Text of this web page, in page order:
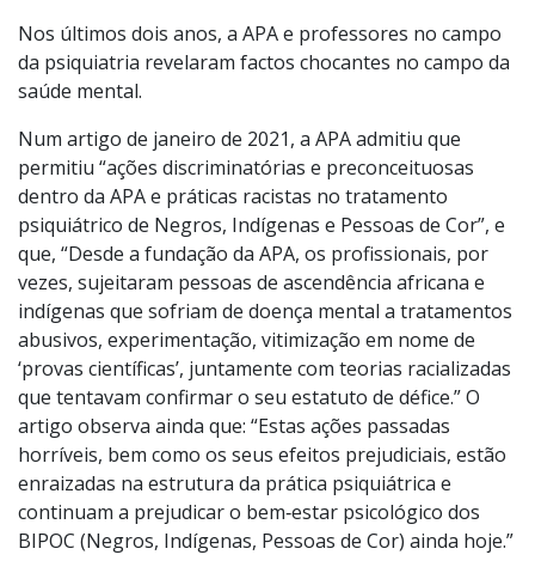
Nos últimos dois anos, a APA e professores no campo
da psiquiatria revelaram factos chocantes no campo da
saúde mental.
Num artigo de janeiro de 2021, a APA admitiu que
permitiu “ações discriminatórias e preconceituosas
dentro da APA e práticas racistas no tratamento
psiquiátrico de Negros, Indígenas e Pessoas de Cor”, e
que, “Desde a fundação da APA, os profissionais, por
vezes, sujeitaram pessoas de ascendência africana e
indígenas que sofriam de doença mental a tratamentos
abusivos, experimentação, vitimização em nome de
‘provas científicas’, juntamente com teorias racializadas
que tentavam confirmar o seu estatuto de défice.” O
artigo observa ainda que: “Estas ações passadas
horríveis, bem como os seus efeitos prejudiciais, estão
enraizadas na estrutura da prática psiquiátrica e
continuam a prejudicar o bem‑estar psicológico dos
BIPOC (Negros, Indígenas, Pessoas de Cor) ainda hoje.”